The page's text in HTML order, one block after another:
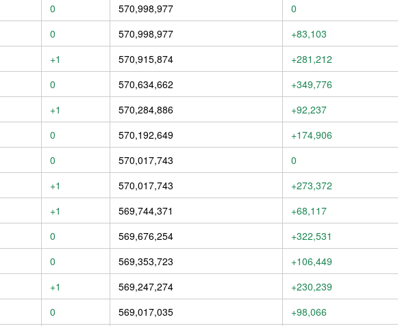
0 570,998,977
0
0 570,998,977
+83,103
+1 570,915,874
+281,212
0 570,634,662
+349,776
+1 570,284,886
+92,237
0 570,192,649
+174,906
0 570,017,743
0
+1 570,017,743
+273,372
+1 569,744,371
+68,117
0 569,676,254
+322,531
0 569,353,723
+106,449
+1 569,247,274
+230,239
0 569,017,035
+98,066